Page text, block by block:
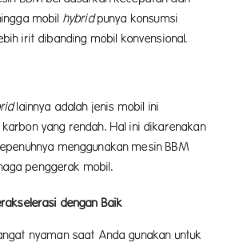
mobil hybridpunya konsumsi
irit dibanding mobil konvensional.
lainnya adalah jenis mobil ini
yang rendah. Hal ini dikarenakan
menggunakan mesin BBM
penggerak mobil.
dengan Baik
nyaman saat Anda gunakan untuk